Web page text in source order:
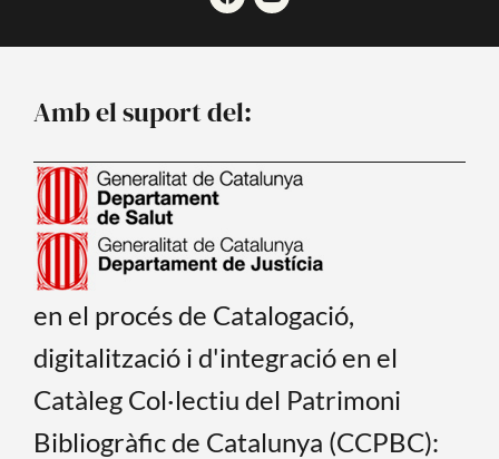
c
k
u
Amb el suport del:
en el procés de Catalogació,
digitalització i d'integració en el
Catàleg Col·lectiu del Patrimoni
Bibliogràfic de Catalunya (CCPBC):